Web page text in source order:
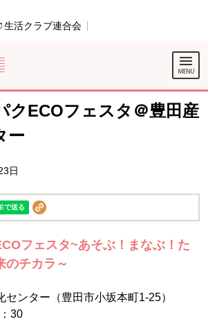
生活クラブ連合会
クECOフェスタ＠豊田産
ー
日
フェスタ~あそぶ！まなぶ！た
のチカラ～
ンター（豊田市小坂本町1-25）
30